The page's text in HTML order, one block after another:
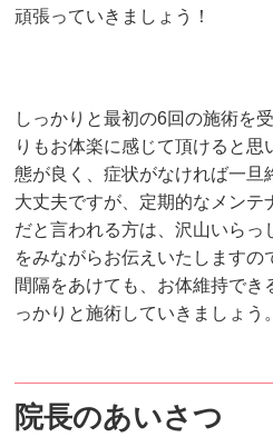
頑張っていきましょう！
しっかりと最初の6回の施術を
りもお体楽に感じて頂けると思
態が良く、症状がなければ一旦
大丈夫ですが、定期的なメンテ
だと言われる方は、沢山いらっ
をみながらお伝えいたします
間隔をあけても、お体維持でき
っかりと施術していきましょう。
院長のあいさつ